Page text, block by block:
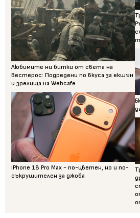
Любимите ни битки от света на
Вестерос: Подредени по вкуса за екшън
и зрелища на Webcafe
iPhone 18 Pro Max - по-цветен, но и по-
съкрушителен за джоба